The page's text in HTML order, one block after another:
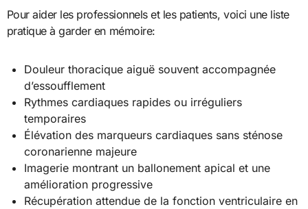
Pour aider les professionnels et les patients, voici une liste
pratique à garder en mémoire:
Douleur thoracique aiguë souvent accompagnée
d’essoufflement
Rythmes cardiaques rapides ou irréguliers
temporaires
Élévation des marqueurs cardiaques sans sténose
coronarienne majeure
Imagerie montrant un ballonement apical et une
amélioration progressive
Récupération attendue de la fonction ventriculaire en